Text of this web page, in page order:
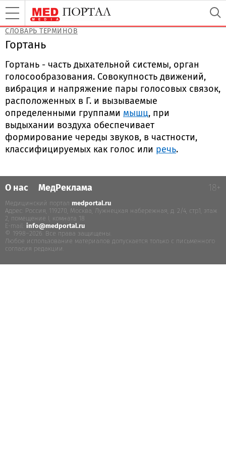
СЛОВАРЬ ТЕРМИНОВ
Гортань
Гортань - часть дыхательной системы, орган
голосообразования. Совокупность движений,
вибрация и напряжение пары голосовых связок,
расположенных в Г. и вызываемые
определенными группами мышц, при
выдыхании воздуха обеспечивает
формирование череды звуков, в частности,
классифицируемых как голос или речь.
О нас МедРеклама 18+
Медицинский портал medportal.ru
Адрес: Россия, 119270, Москва, Лужнецкая набережная, д. 2/4, стр.1, этаж
2, помещение I, комната 18
E-mail: info@medportal.ru
© 1998–2026. Все права защищены.
Любое использование материалов допускается только с письменного
согласия редакции.